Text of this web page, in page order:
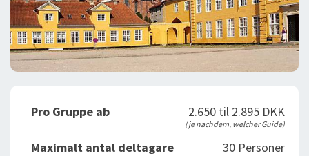
Pro Gruppe ab 2.650 til 2.895 DKK
(je nachdem, welcher Guide)
Maximalt antal deltagare
30 Personer